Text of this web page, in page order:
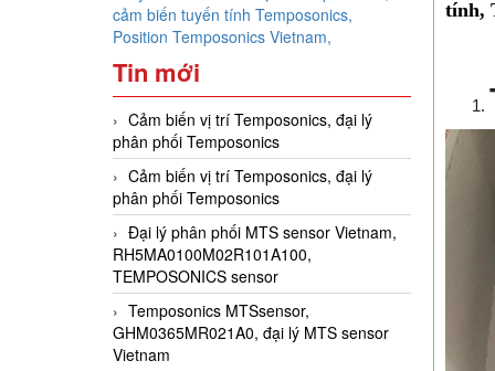
cảm biến tuyến tính Temposonics,
Position Temposonics Vietnam,
Tin mới
Cảm biến vị trí Temposonics, đại lý
phân phối Temposonics
Cảm biến vị trí Temposonics, đại lý
phân phối Temposonics
Đại lý phân phối MTS sensor Vietnam,
RH5MA0100M02R101A100,
TEMPOSONICS sensor
Temposonics MTSsensor,
GHM0365MR021A0, đại lý MTS sensor
Vietnam
tính,